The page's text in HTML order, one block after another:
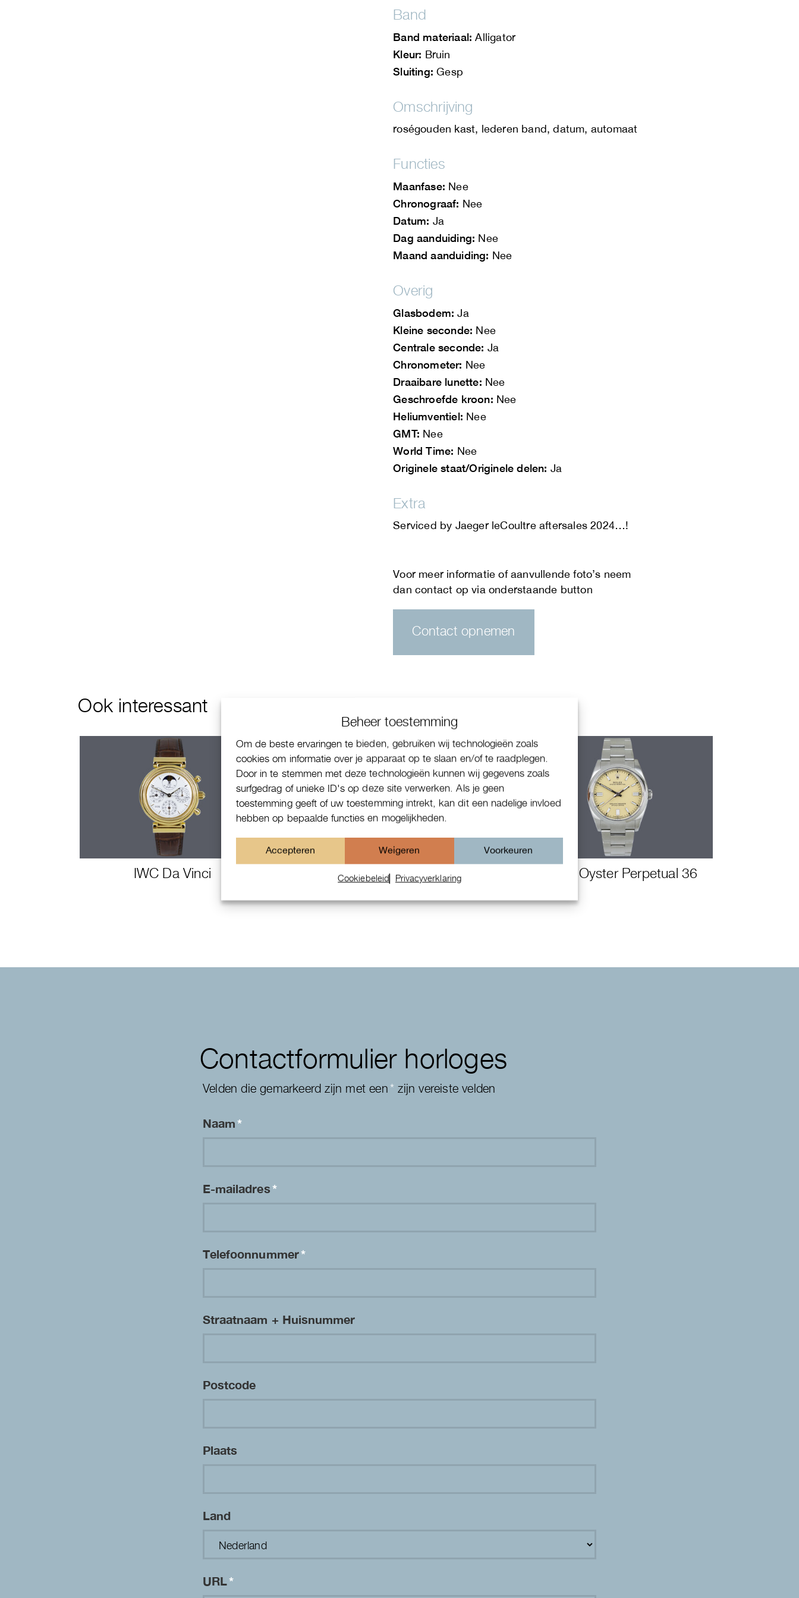
Beheer toestemming
Om de beste ervaringen te bieden, gebruiken wij technologieën zoals
cookies om informatie over je apparaat op te slaan en/of te raadplegen.
Door in te stemmen met deze technologieën kunnen wij gegevens zoals
surfgedrag of unieke ID's op deze site verwerken. Als je geen
toestemming geeft of uw toestemming intrekt, kan dit een nadelige invloed
hebben op bepaalde functies en mogelijkheden.
Accepteren Weigeren Voorkeuren
Cookiebeleid Privacyverklaring
Band
Band materiaal: Alligator
Kleur: Bruin
Sluiting: Gesp
Omschrijving
roségouden kast, lederen band, datum, automaat
Functies
Maanfase: Nee
Chronograaf: Nee
Datum: Ja
Dag aanduiding: Nee
Maand aanduiding: Nee
Overig
Glasbodem: Ja
Kleine seconde: Nee
Centrale seconde: Ja
Chronometer: Nee
Draaibare lunette: Nee
Geschroefde kroon: Nee
Heliumventiel: Nee
GMT: Nee
World Time: Nee
Originele staat/Originele delen: Ja
Extra
Serviced by Jaeger leCoultre aftersales 2024…!
Contact opnemen
Ook interessant
IWC Da Vinci
Patek Philippe Annual Calendar
Rolex Oyster Perpetual 36
Contactformulier horloges
Velden die gemarkeerd zijn met een* zijn vereiste velden
Naam*
E-mailadres*
Telefoonnummer*
Straatnaam + Huisnummer
Postcode
Plaats
Land
URL*